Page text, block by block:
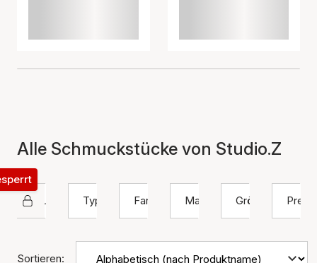
Alle Schmuckstücke von Studio.Z
Studio Z
Typ
Farbe Material Größe Preis
Sortieren: